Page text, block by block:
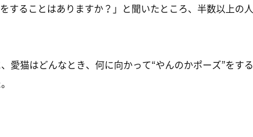
することはありますか？」と聞いたところ、半数以上の人
愛猫はどんなとき、何に向かって“やんのかポーズ”をする